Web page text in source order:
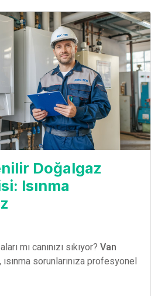
Doğalgaz
Isınma
mı canınızı sıkıyor? Van
sorunlarınıza profesyonel